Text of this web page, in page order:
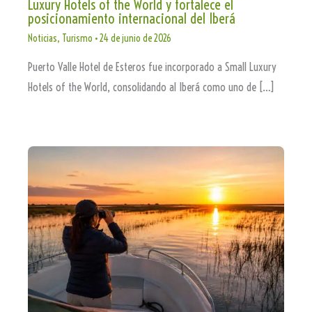
Luxury Hotels of the World y fortalece el
posicionamiento internacional del Iberá
Noticias, Turismo •24 de junio de 2026
Puerto Valle Hotel de Esteros fue incorporado a Small Luxury
Hotels of the World, consolidando al Iberá como uno de […]